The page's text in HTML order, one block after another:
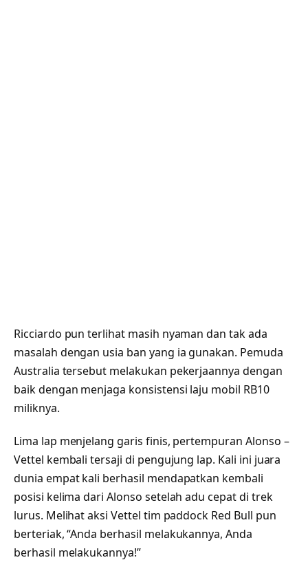
Ricciardo pun terlihat masih nyaman dan tak ada
masalah dengan usia ban yang ia gunakan. Pemuda
Australia tersebut melakukan pekerjaannya dengan
baik dengan menjaga konsistensi laju mobil RB10
miliknya.
Lima lap menjelang garis finis, pertempuran Alonso –
Vettel kembali tersaji di pengujung lap. Kali ini juara
dunia empat kali berhasil mendapatkan kembali
posisi kelima dari Alonso setelah adu cepat di trek
lurus. Melihat aksi Vettel tim paddock Red Bull pun
berteriak, “Anda berhasil melakukannya, Anda
berhasil melakukannya!”